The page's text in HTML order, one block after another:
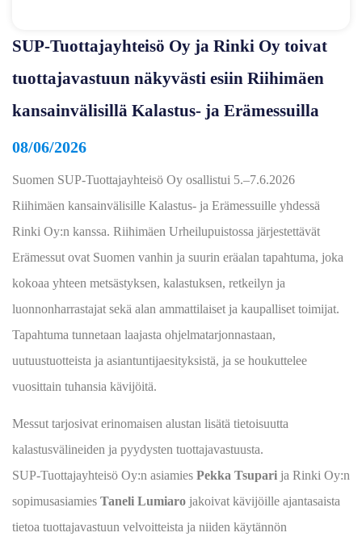
SUP‑Tuottajayhteisö Oy ja Rinki Oy toivat
tuottajavastuun näkyvästi esiin Riihimäen
kansainvälisillä Kalastus‑ ja Erämessuilla
08/06/2026
Suomen SUP‑Tuottajayhteisö Oy osallistui 5.–7.6.2026
Riihimäen kansainvälisille Kalastus‑ ja Erämessuille yhdessä
Rinki Oy:n kanssa. Riihimäen Urheilupuistossa järjestettävät
Erämessut ovat Suomen vanhin ja suurin eräalan tapahtuma, joka
kokoaa yhteen metsästyksen, kalastuksen, retkeilyn ja
luonnonharrastajat sekä alan ammattilaiset ja kaupalliset toimijat.
Tapahtuma tunnetaan laajasta ohjelmatarjonnastaan,
uutuustuotteista ja asiantuntijaesityksistä, ja se houkuttelee
vuosittain tuhansia kävijöitä.
Messut tarjosivat erinomaisen alustan lisätä tietoisuutta
kalastusvälineiden ja pyydysten tuottajavastuusta.
SUP‑Tuottajayhteisö Oy:n asiamies Pekka Tsupari ja Rinki Oy:n
sopimusasiamies Taneli Lumiaro jakoivat kävijöille ajantasaista
tietoa tuottajavastuun velvoitteista ja niiden käytännön